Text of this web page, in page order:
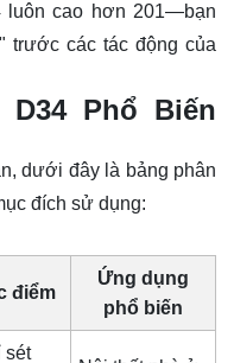
cao hơn 201—bạn
trước các tác động của
Phổ Biến
dưới đây là bảng phân
đích sử dụng:
điểm
Ứng dụng
phổ biến
sét